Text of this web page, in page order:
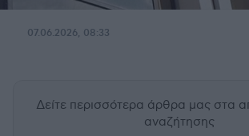
07.06.2026, 08:33
Δείτε περισσότερα άρθρα μας στα
αναζήτησης